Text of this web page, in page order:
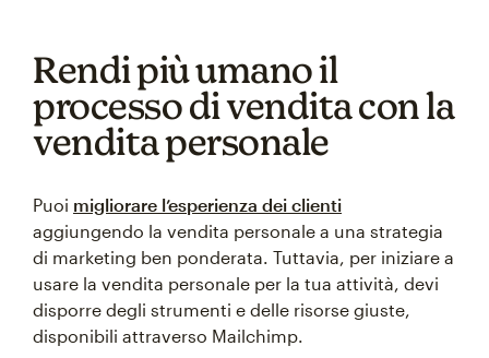
Rendi più umano il
processo di vendita con la
vendita personale
Puoi migliorare l’esperienza dei clienti
aggiungendo la vendita personale a una strategia
di marketing ben ponderata. Tuttavia, per iniziare a
usare la vendita personale per la tua attività, devi
disporre degli strumenti e delle risorse giuste,
disponibili attraverso Mailchimp.